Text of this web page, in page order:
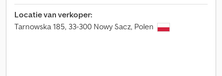
Locatie van verkoper:
Tarnowska 185, 33-300 Nowy Sacz, Polen